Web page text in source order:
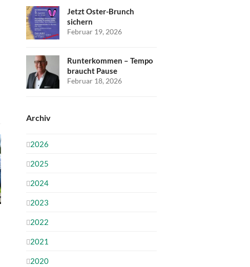
Jetzt Oster-Brunch
sichern
Februar 19, 2026
Runterkommen – Tempo
braucht Pause
Februar 18, 2026
Archiv
2026
2025
2024
2023
2022
2021
2020